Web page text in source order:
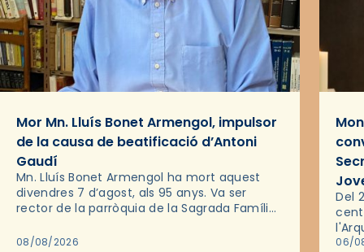
Mor Mn. Lluís Bonet Armengol, impulsor
de la causa de beatificació d’Antoni
Gaudí
Mn. Lluís Bonet Armengol ha mort aquest
divendres 7 d’agost, als 95 anys. Va ser
rector de la parròquia de la Sagrada Família
2018,…
08/08/2026
Del
les
06/